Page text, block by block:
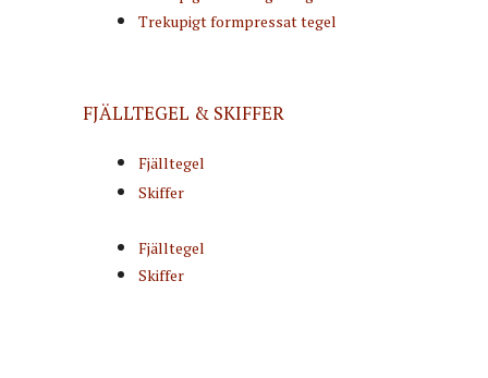
Trekupigt formpressat tegel
FJÄLLTEGEL & SKIFFER
Fjälltegel
Skiffer
Fjälltegel
Skiffer